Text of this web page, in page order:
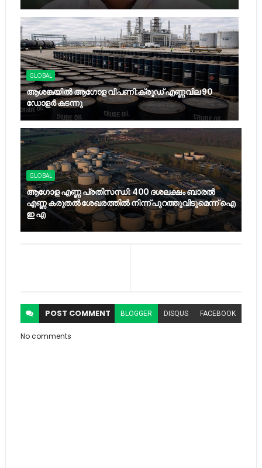
GLOBAL
ആശങ്കയിൽ ആഗോള വിപണി:ക്രൂഡ് എണ്ണവില 90
ഡോളർ കടന്നു
GLOBAL
ആഗോള എണ്ണ പ്രതിസന്ധി: 400 ദശലക്ഷം ബാരൽ
എണ്ണ കരുതൽ ശേഖരത്തിൽ നിന്ന് പുറത്തുവിടുമെന്ന് ഐ
ഇ എ
POST COMMENT BLOGGER DISQUS FACEBOOK
No comments